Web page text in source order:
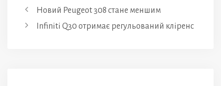
Новий Peugeot 308 стане меншим
Infiniti Q30 отримає регульований кліренс